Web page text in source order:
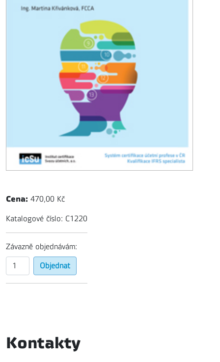
Cena: 470,00 Kč
Katalogové číslo: C1220
Závazně objednávám:
Kontakty